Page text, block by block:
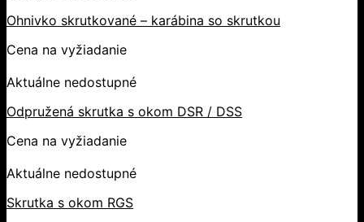
Ohnivko skrutkované – karábina so skrutkou
Cena na vyžiadanie
Aktuálne nedostupné
Odpružená skrutka s okom DSR / DSS
Cena na vyžiadanie
Aktuálne nedostupné
Skrutka s okom RGS